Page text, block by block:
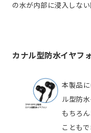
の水が内部に浸入しない
カナル型防水イヤフ
本製品
ル型防
もちろ
ことも